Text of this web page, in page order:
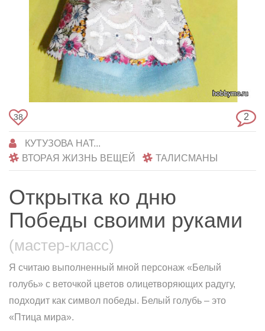
38 2
КУТУЗОВА НАТ...
ВТОРАЯ ЖИЗНЬ ВЕЩЕЙ
ТАЛИСМАНЫ
Открытка ко дню
Победы своими руками
(мастер-класс)
Я считаю выполненный мной персонаж «Белый
голубь» с веточкой цветов олицетворяющих радугу,
подходит как символ победы. Белый голубь – это
«Птица мира».